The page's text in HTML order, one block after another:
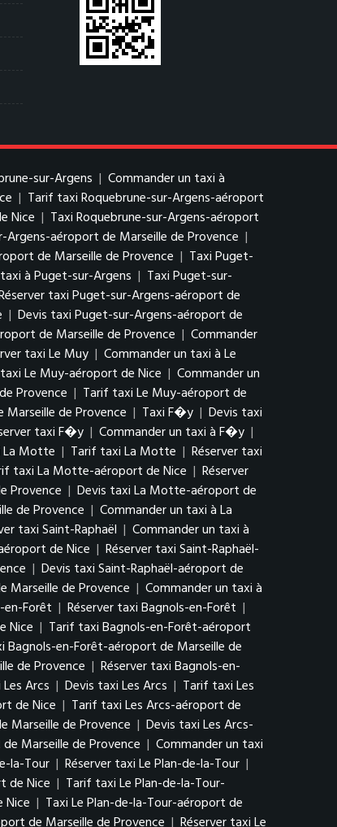
sur-Argens | Commander un taxi à
| Tarif taxi Roquebrune-sur-Argens-aéroport
Nice | Taxi Roquebrune-sur-Argens-aéroport
Argens-aéroport de Marseille de Provence |
de Marseille de Provence | Taxi Puget-
à Puget-sur-Argens | Taxi Puget-sur-
taxi Puget-sur-Argens-aéroport de
| Devis taxi Puget-sur-Argens-aéroport de
de Marseille de Provence | Commander
taxi Le Muy | Commander un taxi à Le
Le Muy-aéroport de Nice | Commander un
Provence | Tarif taxi Le Muy-aéroport de
de Provence | Taxi F�y | Devis taxi
taxi F�y | Commander un taxi à F�y |
La Motte | Tarif taxi La Motte | Réserver taxi
taxi La Motte-aéroport de Nice | Réserver
Provence | Devis taxi La Motte-aéroport de
de Provence | Commander un taxi à La
taxi Saint-Raphaël | Commander un taxi à
de Nice | Réserver taxi Saint-Raphaël-
| Devis taxi Saint-Raphaël-aéroport de
Marseille de Provence | Commander un taxi à
Forêt | Réserver taxi Bagnols-en-Forêt |
Nice | Tarif taxi Bagnols-en-Forêt-aéroport
Bagnols-en-Forêt-aéroport de Marseille de
de Provence | Réserver taxi Bagnols-en-
Arcs | Devis taxi Les Arcs | Tarif taxi Les
de Nice | Tarif taxi Les Arcs-aéroport de
Marseille de Provence | Devis taxi Les Arcs-
Marseille de Provence | Commander un taxi
la-Tour | Réserver taxi Le Plan-de-la-Tour |
de Nice | Tarif taxi Le Plan-de-la-Tour-
Nice | Taxi Le Plan-de-la-Tour-aéroport de